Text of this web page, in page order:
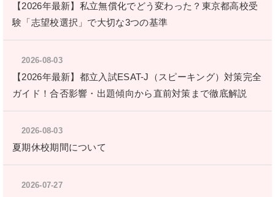
ラムを決めていきます。
・
確認テストで授業の振り返りを
授業の最後、もしくは次回授業の始めに確認テストを行い
ます。理解が不十分な場合は、
あります。
【2026年最新】私立無償化でどう変わった？東京都高校受
験「志望校選択」で大切な3つの基準
2026-08-03
【2026年最新】都立入試ESAT-J（スピーキング）対策完全
ガイド！合否影響・出題傾向から直前対策まで徹底解説
2026-08-03
夏期休校期間について
2026-07-27